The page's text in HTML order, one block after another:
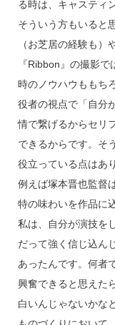
る時は、キャスティ
そういう方もいると
（お芝居の経験も）
『Ribbon』の撮影
時のノウハウももち
役者の視点で「自分
情で繋げるからセリ
できるからです。そ
役立っている点はあ
例えば塚本晋也監督
特の味わいを作品に
私は、自分が演技を
だって強く信じ込ん
あったんです。何者
興奮できると思えた
白いんじゃないかな